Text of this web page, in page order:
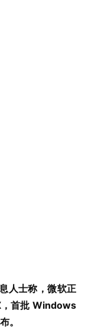
人士称，微软正
首批 Windows
。